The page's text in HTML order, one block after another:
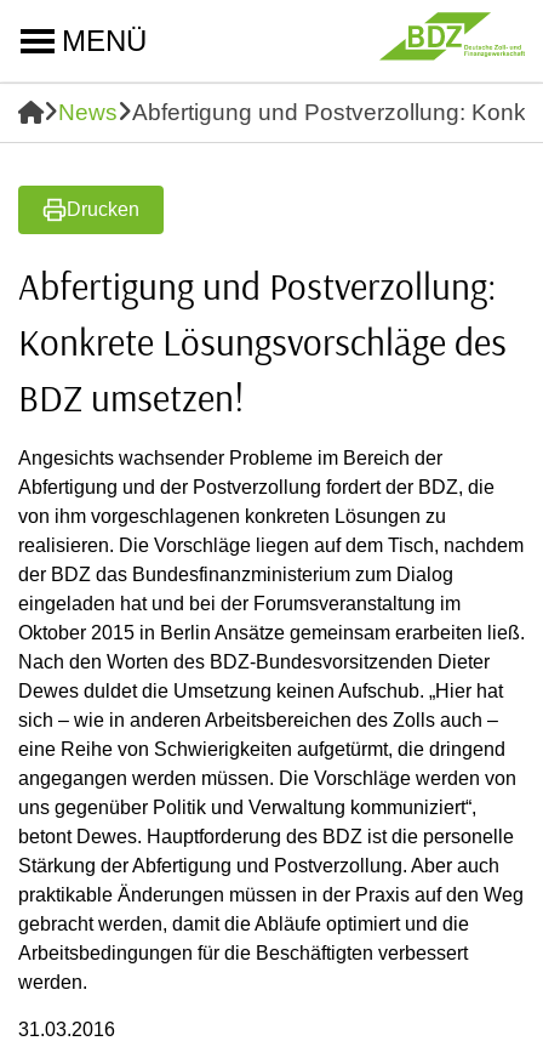
MENÜ
News Abfertigung und Postverzollung:
Drucken
Abfertigung und Postverzollung:
Konkrete Lösungsvorschläge des
BDZ umsetzen!
Angesichts wachsender Probleme im Bereich der
Abfertigung und der Postverzollung fordert der BDZ, die
von ihm vorgeschlagenen konkreten Lösungen zu
realisieren. Die Vorschläge liegen auf dem Tisch, nachdem
der BDZ das Bundesfinanzministerium zum Dialog
eingeladen hat und bei der Forumsveranstaltung im
Oktober 2015 in Berlin Ansätze gemeinsam erarbeiten ließ.
Nach den Worten des BDZ-Bundesvorsitzenden Dieter
Dewes duldet die Umsetzung keinen Aufschub. „Hier hat
sich – wie in anderen Arbeitsbereichen des Zolls auch –
eine Reihe von Schwierigkeiten aufgetürmt, die dringend
angegangen werden müssen. Die Vorschläge werden von
uns gegenüber Politik und Verwaltung kommuniziert“,
betont Dewes. Hauptforderung des BDZ ist die personelle
Stärkung der Abfertigung und Postverzollung. Aber auch
praktikable Änderungen müssen in der Praxis auf den Weg
gebracht werden, damit die Abläufe optimiert und die
Arbeitsbedingungen für die Beschäftigten verbessert
werden.
31.03.2016